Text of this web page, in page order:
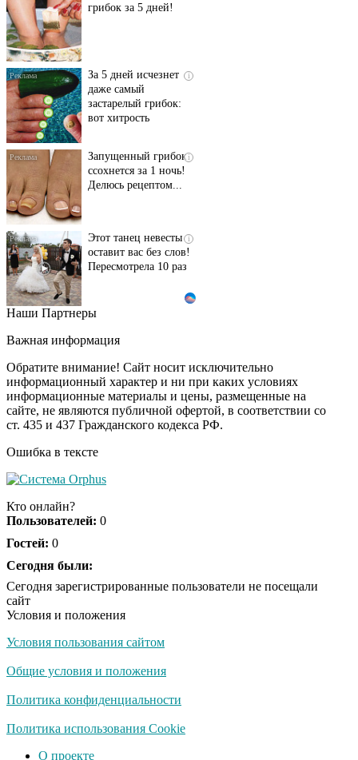
грибок за 5 дней!
i
За 5 дней исчезнет
даже самый
застарелый грибок:
вот хитрость
i
Запущенный грибок
ссохнется за 1 ночь!
Делюсь рецептом...
i
Этот танец невесты
оставит вас без слов!
Пересмотрела 10 раз
Ролик длится пару
шоке от увиденного
i
Ролик из Омска: вы
будете смеяться долго
Ржу не переставая, это
Скрытая камера на
люди вытворяют, когда
Ролик длится
смеяться вы будете
Королева вагона
оставит равнодушным
Наши Партнеры
Важная информация
Обратите внимание! Сайт носит исключительно
информационный характер и ни при каких условиях
информационные материалы и цены, размещенные на
сайте, не являются публичной офертой, в соответствии со
ст. 435 и 437 Гражданского кодекса РФ.
Ошибка в тексте
Кто онлайн?
Пользователей: 0
Гостей: 0
Сегодня были:
Сегодня зарегистрированные пользователи не посещали
сайт
Условия и положения
Условия пользования сайтом
Общие условия и положения
Политика конфиденциальности
Политика использования Cookie
О проекте